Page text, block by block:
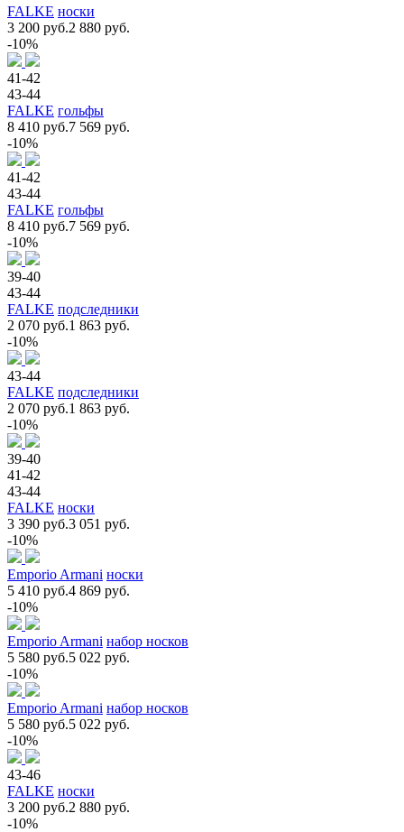
FALKE носки
3 200 руб.2 880 руб.
-10%
41-42
43-44
FALKE гольфы
8 410 руб.7 569 руб.
-10%
41-42
43-44
FALKE гольфы
8 410 руб.7 569 руб.
-10%
39-40
43-44
FALKE подследники
2 070 руб.1 863 руб.
-10%
43-44
FALKE подследники
2 070 руб.1 863 руб.
-10%
39-40
41-42
43-44
FALKE носки
3 390 руб.3 051 руб.
-10%
Emporio Armani носки
5 410 руб.4 869 руб.
-10%
Emporio Armani набор носков
5 580 руб.5 022 руб.
-10%
Emporio Armani набор носков
5 580 руб.5 022 руб.
-10%
43-46
FALKE носки
3 200 руб.2 880 руб.
-10%